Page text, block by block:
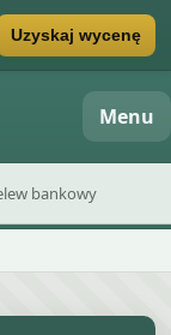
Uzyskaj wycenę
Menu
bankowy